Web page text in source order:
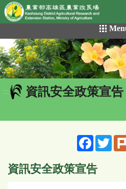
網頁置頂
到
主
要
內
容
區
::: 資訊安全政策宣告
Facebook
資訊安全政策宣告